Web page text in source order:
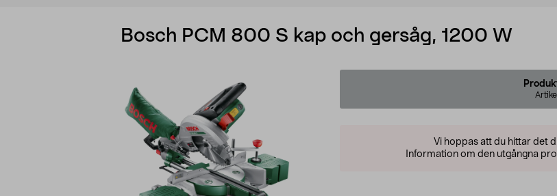
Bosch PCM 800 S kap och gersåg, 1200 W
Vi hoppas att du hittar det
Information om den utgångna